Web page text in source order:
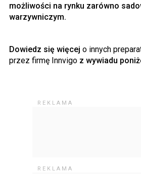
możliwości na rynku zarówno
warzywniczym.
Dowiedz się więcej o innych
przez firmę Innvigo z wywiadu